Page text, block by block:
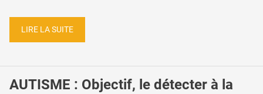
LIRE LA SUITE
AUTISME : Objectif, le détecter à la